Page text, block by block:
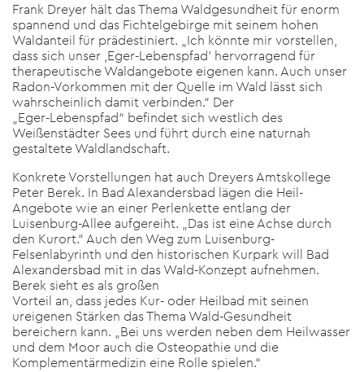
Frank Dreyer hält das Thema Waldgesundheit für enorm
spannend und das Fichtelgebirge mit seinem hohen
Waldanteil für prädestiniert. „Ich könnte mir vorstellen,
dass sich unser ,Eger-Lebenspfad’ hervorragend für
therapeutische Waldangebote eigenen kann. Auch unser
Radon-Vorkommen mit der Quelle im Wald lässt sich
wahrscheinlich damit verbinden.“ Der
„Eger-Lebenspfad“ befindet sich westlich des
Weißenstädter Sees und führt durch eine naturnah
gestaltete Waldlandschaft.
Konkrete Vorstellungen hat auch Dreyers Amtskollege
Peter Berek. In Bad Alexandersbad lägen die Heil-
Angebote wie an einer Perlenkette entlang der
Luisenburg-Allee aufgereiht. „Das ist eine Achse durch
den Kurort.“ Auch den Weg zum Luisenburg-
Felsenlabyrinth und den historischen Kurpark will Bad
Alexandersbad mit in das Wald-Konzept aufnehmen.
Berek sieht es als großen
Vorteil an, dass jedes Kur- oder Heilbad mit seinen
ureigenen Stärken das Thema Wald-Gesundheit
bereichern kann. „Bei uns werden neben dem Heilwasser
und dem Moor auch die Osteopathie und die
Komplementärmedizin eine Rolle spielen.“